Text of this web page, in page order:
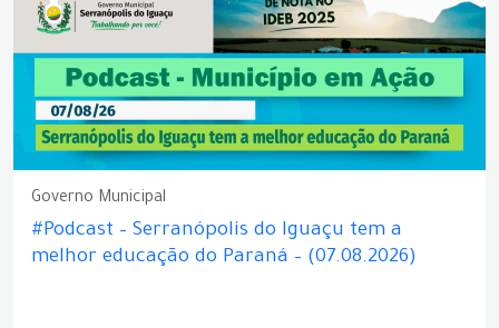
Governo Municipal
#Podcast – Serranópolis do Iguaçu tem a
melhor educação do Paraná – (07.08.2026)